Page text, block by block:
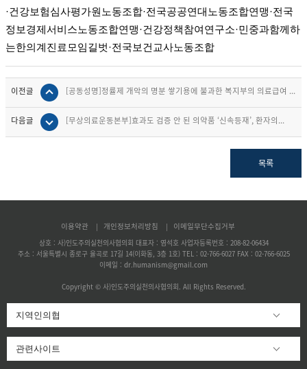
·건강보험심사평가원노동조합·전국공공연대노동조합연맹·전국
정보경제서비스노동조합연맹·건강정책참여연구소·민중과함께하
는한의계진료모임길벗·전국보건교사노동조합
이전글 [공동성명]정률제 개악의 명분 쌓기용에 불과한 복지부의 의료급여 ...
다음글 [무상의료운동본부]효과도 검증 안 된 의약품 ‘신속등재’, 환자의...
목록
이용약관 | 개인정보처리방침 | 이메일무단수집거부
상호 : 사)인도주의실천의사협의회 대표자 : 염석호 사업자등록번호 : 208-82-06434
주소 : 서울특별시 종로구 율곡로 17길 14(이화동, 3층 1호) TEL : 02-766-6027 FAX : 02-766-6025
이메일 : dr.humanism@gmail.com
Copyright © 사)인도주의실천의사협의회. All Rights Reserved.
지역인의협
관련사이트